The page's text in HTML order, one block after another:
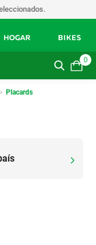
0
Placards